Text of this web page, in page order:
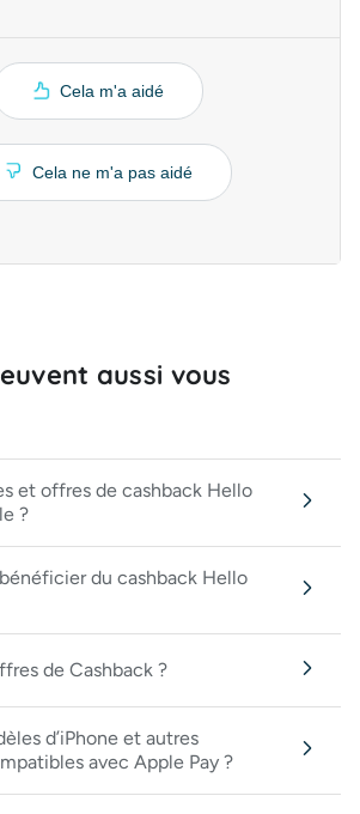
Cela m'a aidé
Cela ne m'a pas aidé
aussi vous
et offres de cashback Hello
?
du cashback Hello
de Cashback ?
d’iPhone et autres
avec Apple Pay ?